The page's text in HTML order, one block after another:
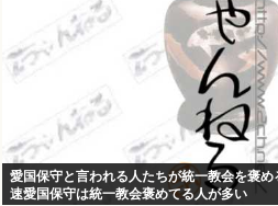
愛国保守と言われる人たちが統一教会を褒
速愛国保守は統一教会褒めてる人が多い